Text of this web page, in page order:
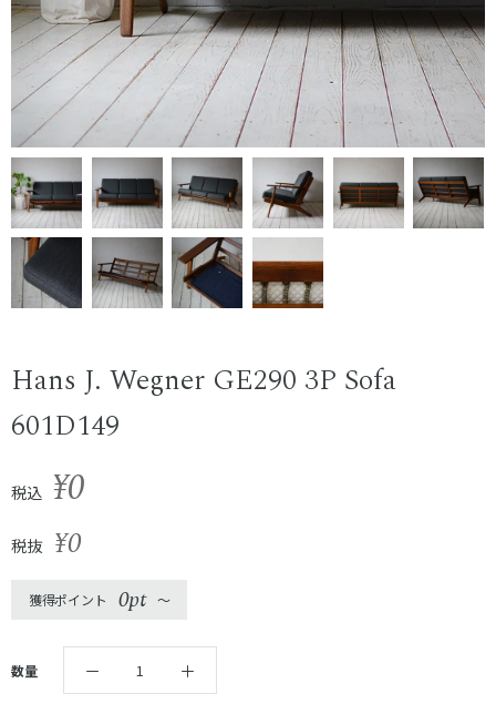
Hans J. Wegner GE290 3P Sofa
601D149
税込 ¥0
税抜 ¥0
獲得ポイント 0pt 〜
数量